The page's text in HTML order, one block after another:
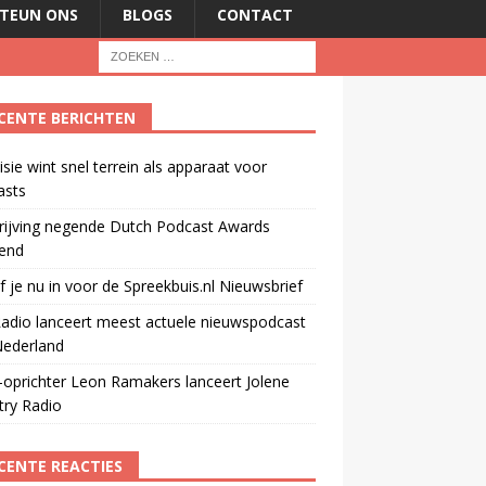
ONS BLOGS CONTACT
BERICHTEN
wint snel terrein als apparaat voor
negende Dutch Podcast Awards
je nu in voor de Spreekbuis.nl Nieuwsbrief
lanceert meest actuele nieuwspodcast
oprichter Leon Ramakers lanceert Jolene
Radio
REACTIES